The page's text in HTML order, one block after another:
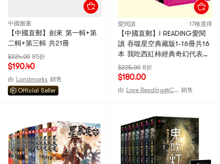
中國圖書
【中國直郵】劍來 第一輯+第
二輯+第三輯 共21冊
$224.00 85折
$190.40
由 Landmarks 銷售
Official Seller
愛閱讀 17種選擇
【中國直郵】I READING愛閱
讀 吞噬星空典藏版1-16冊共16
本 我吃西紅柿經典奇幻代表作
奇幻小說
$225.00 8折
$180.00
由 Love Reading@CHINA 銷售